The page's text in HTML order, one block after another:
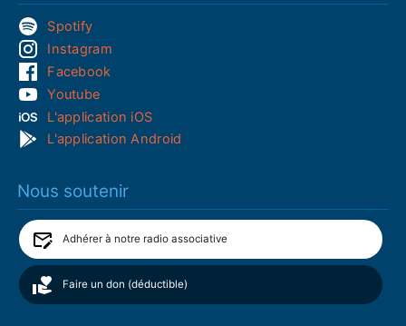
Spotify
Instagram
Facebook
Youtube
L'application iOS
L'application Android
Nous soutenir
Adhérer à notre radio associative
Faire un don (déductible)